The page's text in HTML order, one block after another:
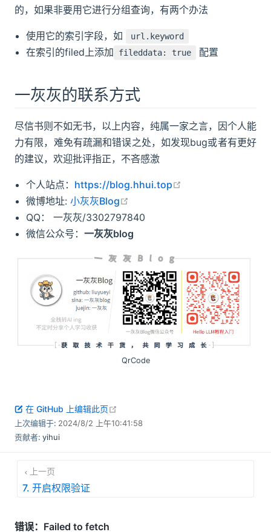
的，如果非要用它进行分组查询，有两个办法
使用它的索引字段，如 url.keyword
在索引的filed上添加 fileddata: true 配置
一灰灰的联系方式
尽信书则不如无书，以上内容，纯属一家之言，因个人能
力有限，难免有疏漏和错误之处，如发现bug或者有更好
的建议，欢迎批评指正，不吝感激
个人站点： https://blog.hhui.top
微博地址:小灰灰Blog
QQ： 一灰灰/3302797840
微信公众号：一灰灰blog
QrCode
在 GitHub 上编辑此页
上次编辑于: 2024/8/2 上午10:41:58
贡献者: yihui
上一页
7. 开启权限验证